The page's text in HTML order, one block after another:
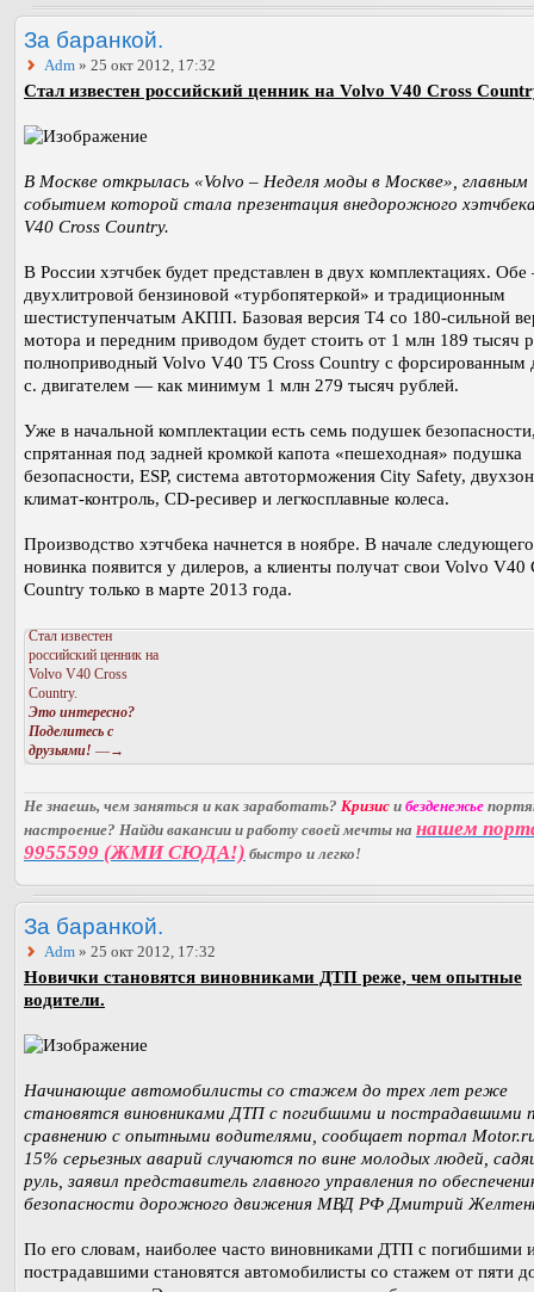
За баранкой.
Adm » 25 окт 2012, 17:32
Стал известен российский ценник на Volvo V40 Cross
В Москве открылась «Volvo – Неделя моды в Москве», главным
событием которой стала презентация внедорожного
V40 Cross Country.
В России хэтчбек будет представлен в двух комплектациях.
двухлитровой бензиновой «турбопятеркой» и традиционным
шестиступенчатым АКПП. Базовая версия T4 со 180-сильной
мотора и передним приводом будет стоить от 1 млн 189 тысяч
полноприводный Volvo V40 T5 Cross Country с форсированным
с. двигателем — как минимум 1 млн 279 тысяч рублей.
Уже в начальной комплектации есть семь подушек
спрятанная под задней кромкой капота «пешеходная» подушка
безопасности, ESP, система автоторможения City Safety,
климат-контроль, CD-ресивер и легкосплавные колеса.
Производство хэтчбека начнется в ноябре. В начале
новинка появится у дилеров, а клиенты получат свои Volvo V40
Country только в марте 2013 года.
Стал известен
российский ценник на
Volvo V40 Cross
Country.
Это интересно?
Поделитесь с
друзьями! —→
Не знаешь, чем заняться и как заработать? Кризис и безденежье
настроение? Найди вакансии и работу своей мечты на нашем
9955599 (ЖМИ СЮДА!) быстро и легко!
За баранкой.
Adm » 25 окт 2012, 17:32
Новички становятся виновниками ДТП реже, чем опытные
водители.
Начинающие автомобилисты со стажем до трех лет реже
становятся виновниками ДТП с погибшими и пострадавшими
сравнению с опытными водителями, сообщает портал
15% серьезных аварий случаются по вине молодых людей,
руль, заявил представитель главного управления по
безопасности дорожного движения МВД РФ Дмитрий
По его словам, наиболее часто виновниками ДТП с погибшими
пострадавшими становятся автомобилисты со стажем от пяти